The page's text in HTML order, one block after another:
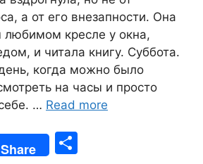
а от его внезапности. Она
любимом кресле у окна,
и читала книгу. Суббота.
когда можно было
на часы и просто
… Read more
Share